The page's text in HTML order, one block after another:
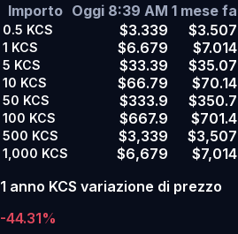
Importo Oggi 8:39 AM 1 mese fa
0.5 KCS $3.339 $3.507
1 KCS $6.679 $7.014
5 KCS $33.39 $35.07
10 KCS $66.79 $70.14
50 KCS $333.9 $350.7
100 KCS $667.9 $701.4
500 KCS $3,339 $3,507
1,000 KCS $6,679
$7,014
1 anno KCS variazione di prezzo
-44.31%